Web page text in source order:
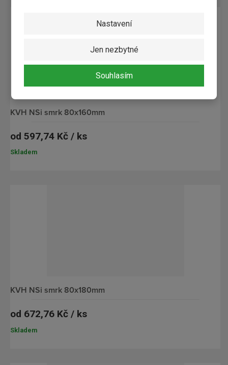
Nastavení
Jen nezbytné
Souhlasím
KVH NSi smrk 80x160mm
od 597,74 Kč / ks
Skladem
KVH NSi smrk 80x180mm
od 672,76 Kč / ks
Skladem